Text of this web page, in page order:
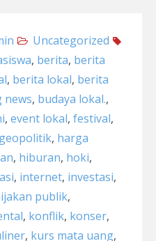
Uncategorized
, berita, berita
, berita lokal, berita
news, budaya lokal.,
, event lokal, festival,
geopolitik, harga
, hiburan, hoki,
, internet, investasi,
publik,
, konflik, konser,
, kurs mata uang,